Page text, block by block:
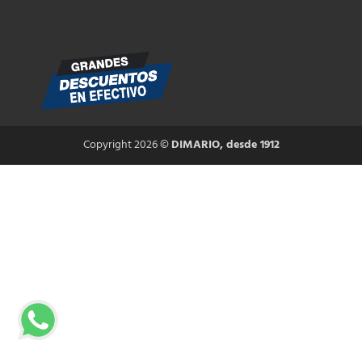
Copyright 2026 ©DIMARIO, desde 1912